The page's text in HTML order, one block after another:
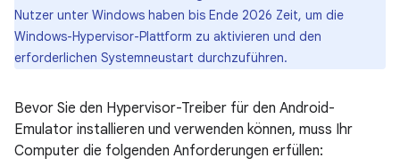
Nutzer unter Windows haben bis Ende 2026 Zeit, um die
Windows-Hypervisor-Plattform zu aktivieren und den
erforderlichen Systemneustart durchzuführen.
Bevor Sie den Hypervisor-Treiber für den Android-
Emulator installieren und verwenden können, muss Ihr
Computer die folgenden Anforderungen erfüllen: